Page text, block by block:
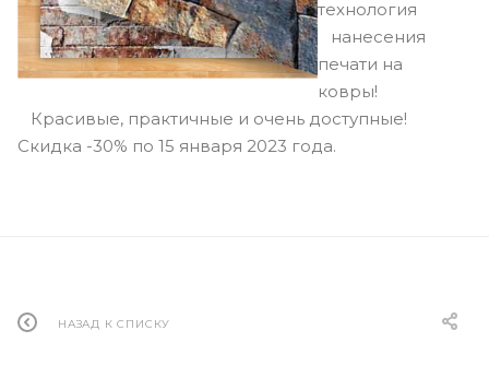
технология
нанесения
печати на
ковры!
Красивые, практичные и очень доступные!
Скидка -30% по 15 января 2023 года.
НАЗАД К СПИСКУ